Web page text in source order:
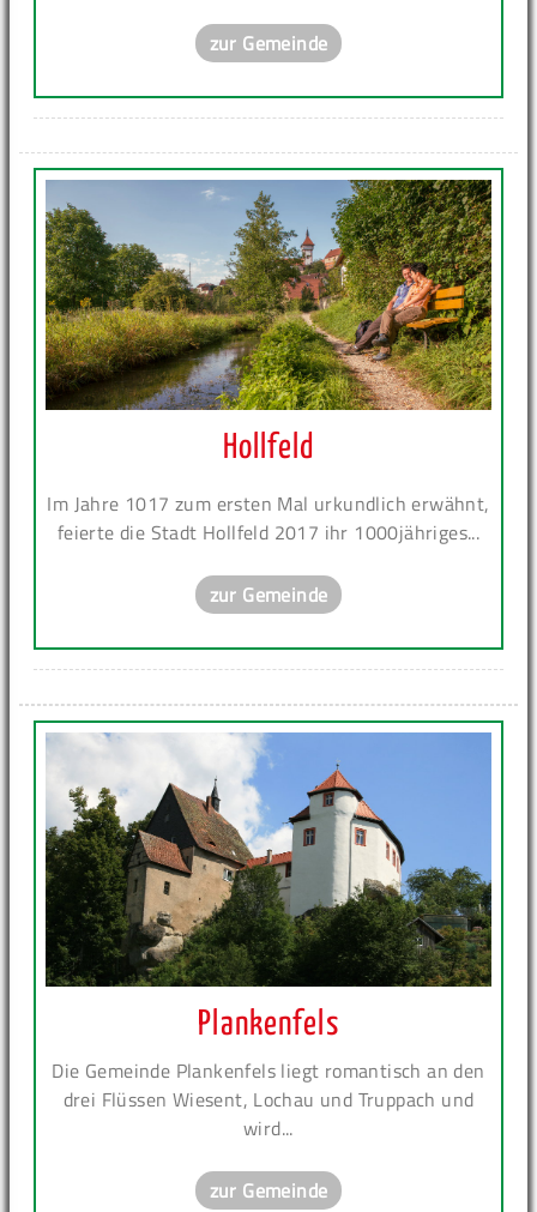
zur Gemeinde
Hollfeld
Im Jahre 1017 zum ersten Mal urkundlich erwähnt,
feierte die Stadt Hollfeld 2017 ihr 1000jähriges...
zur Gemeinde
Plankenfels
Die Gemeinde Plankenfels liegt romantisch an den
drei Flüssen Wiesent, Lochau und Truppach und
wird...
zur Gemeinde